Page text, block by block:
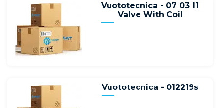
Vuototecnica - 07 03 11
Valve With Coil
Vuototecnica - 012219s